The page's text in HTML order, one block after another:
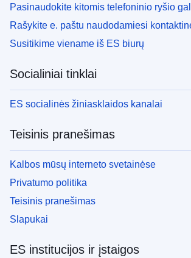
Pasinaudokite kitomis telefoninio ryšio
Rašykite e. paštu naudodamiesi
Susitikime viename iš ES biurų
Socialiniai tinklai
ES socialinės žiniasklaidos kanalai
Teisinis pranešimas
Kalbos mūsų interneto svetainėse
Privatumo politika
Teisinis pranešimas
Slapukai
ES institucijos ir įstaigos